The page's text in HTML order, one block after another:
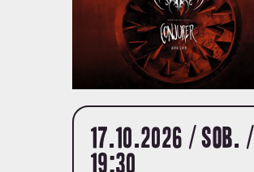
17.10.2026 / sob. /
19:30